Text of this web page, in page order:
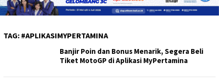
TAG: #APLIKASIMYPERTAMINA
Banjir Poin dan Bonus Menarik, Segera Beli
Tiket MotoGP di Aplikasi MyPertamina